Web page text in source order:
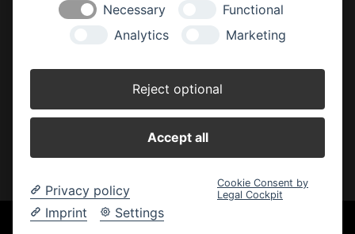
Öffnungszeiten:
Montag - Freitag: 09.00 - 18.00 Uhr
Samstag: 09.00 - 16.00 Uhr
Necessary
Functional
Analytics
Marketing
Reject optional
Accept all
Privacy policy
Imprint
Settings
Cookie Consent by
Legal Cockpit